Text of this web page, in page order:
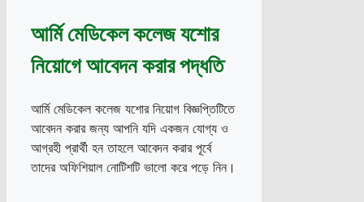
আর্মি মেডিকেল কলেজ যশোর
নিয়োগে আবেদন করার পদ্ধতি
আর্মি মেডিকেল কলেজ যশোর নিয়োগ বিজ্ঞপ্তিটিতে
আবেদন করার জন্য আপনি যদি একজন যোগ্য ও
আগ্রহী প্রার্থী হন তাহলে আবেদন করার পূর্বে
তাদের অফিশিয়াল নোটিশটি ভালো করে পড়ে নিন।